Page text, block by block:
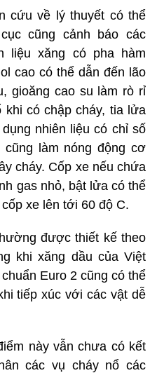
cứu về lý thuyết có thể
cũng cảnh báo các
liệu xăng có pha hàm
cao có thể dẫn đến lão
gioăng cao su làm rò rỉ
khi có chập cháy, tia lửa
nhiên liệu có chỉ số
làm nóng động cơ
cháy. Cốp xe nếu chứa
gas nhỏ, bật lửa có thể
xe lên tới 60 độ C.
được thiết kế theo
khi xăng dầu của Việt
Euro 2 cũng có thể
tiếp xúc với các vật dễ
này vẫn chưa có kết
các vụ cháy nổ các